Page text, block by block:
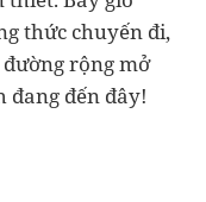
thức chuyến đi,
rộng mở
đang đến đây!